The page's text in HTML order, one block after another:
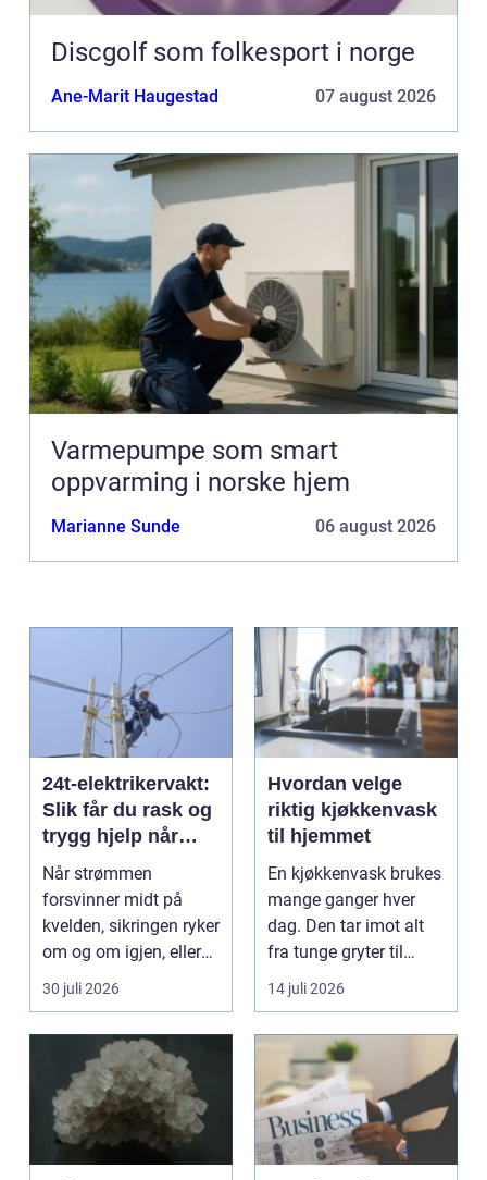
Discgolf som folkesport i norge
Ane-Marit Haugestad 07 august 2026
Varmepumpe som smart
oppvarming i norske hjem
Marianne Sunde 06 august 2026
24t-elektrikervakt:
Slik får du rask og
trygg hjelp når
strømmen svikter
Når strømmen
forsvinner midt på
kvelden, sikringen ryker
om og om igjen, eller
de...
30 juli 2026
Hvordan velge
riktig kjøkkenvask
til hjemmet
En kjøkkenvask brukes
mange ganger hver
dag. Den tar imot alt
fra tunge gryter til
skarpe kniver og ...
14 juli 2026